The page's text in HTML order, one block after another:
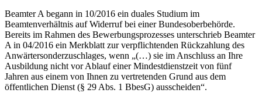
Beamter A begann in 10/2016 ein duales Studium im
Beamtenverhältnis auf Widerruf bei einer Bundesoberbehörde.
Bereits im Rahmen des Bewerbungsprozesses unterschrieb Beamter
A in 04/2016 ein Merkblatt zur verpflichtenden Rückzahlung des
Anwärtersonderzuschlages, wenn „(…) sie im Anschluss an Ihre
Ausbildung nicht vor Ablauf einer Mindestdienstzeit von fünf
Jahren aus einem von Ihnen zu vertretenden Grund aus dem
öffentlichen Dienst (§ 29 Abs. 1 BbesG) ausscheiden“.